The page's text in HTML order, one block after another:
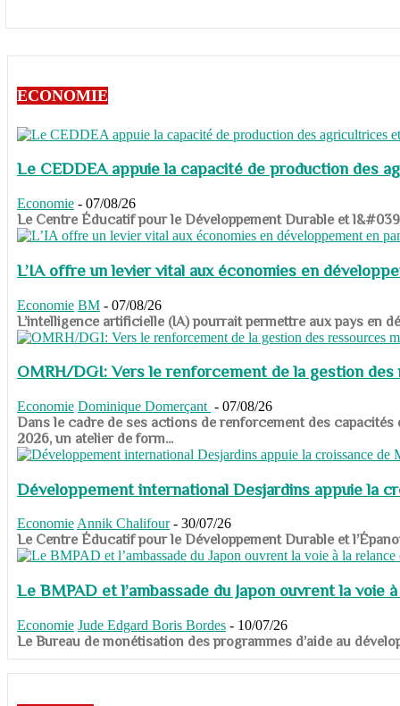
ECONOMIE
Le CEDDEA appuie la capacité de production des
Economie - 07/08/26
​​​​​​​Le Centre Éducatif pour le Développement Durable et
L’IA offre un levier vital aux économies en
Economie BM - 07/08/26
​​​​​​​L’intelligence artificielle (IA) pourrait permettre aux pays en
OMRH/DGI: Vers le renforcement de la gestion
Economie Dominique Domerçant - 07/08/26
Dans le cadre de ses actions de renforcement des
2026, un atelier de form...
Développement international Desjardins appuie la
Economie Annik Chalifour - 30/07/26
​​​​​​​Le Centre Éducatif pour le Développement Durable et
Le BMPAD et l’ambassade du Japon ouvrent la voie
Economie Jude Edgard Boris Bordes - 10/07/26
​​​​​​​Le Bureau de monétisation des programmes d’aide au